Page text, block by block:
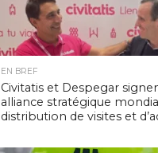
EN BREF
Civitatis et Despegar
alliance stratégique
distribution de visites et